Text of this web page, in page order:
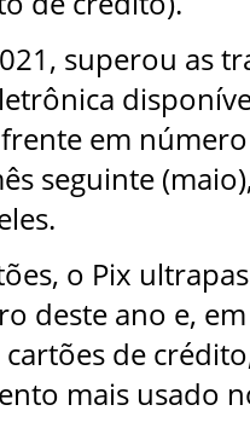
superou as
em
seguinte
o Pix
deste ano e,
cartões de
mais usado